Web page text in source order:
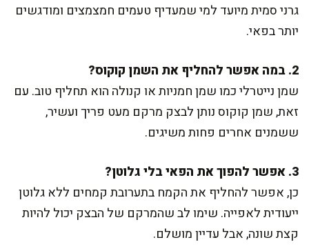
גרני סמית מיועד למי שמעדיף טעמים חמצמצים ומודגשים
יותר בפאי.
2. במה אפשר להחליף את השמן קוקוס?
שמן נייטרלי כמו שמן חמניות או קנולה הוא תחליף טוב. עם
זאת, שמן קוקוס נותן לבצק מרקם מעט פריך ועשיר,
ששמנים אחרים פחות משיגים.
3. אפשר להפוך את הפאי בלי גלוטן?
כן, אפשר להחליף את הקמח בתערובת קמחים ללא גלוטן
ייעודית לאפייה. שימו לב שהמרקם של הבצק יכול להיות
קצת שונה, אבל עדיין מושלם.